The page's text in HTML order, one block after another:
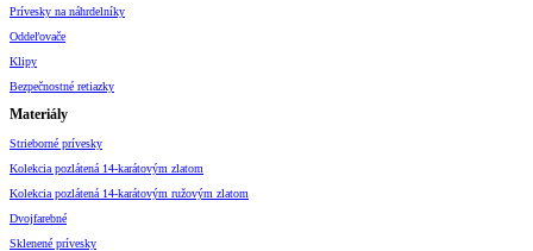
Prívesky na náhrdelníky
Oddeľovače
Klipy
Bezpečnostné retiazky
Materiály
Strieborné prívesky
Kolekcia pozlátená 14-karátovým zlatom
Kolekcia pozlátená 14-karátovým ružovým zlatom
Dvojfarebné
Sklenené prívesky